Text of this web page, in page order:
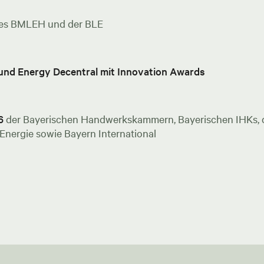
BMLEH und der BLE
Energy Decentral mit Innovation Awards
der Bayerischen Handwerkskammern, Bayerischen
sowie Bayern International